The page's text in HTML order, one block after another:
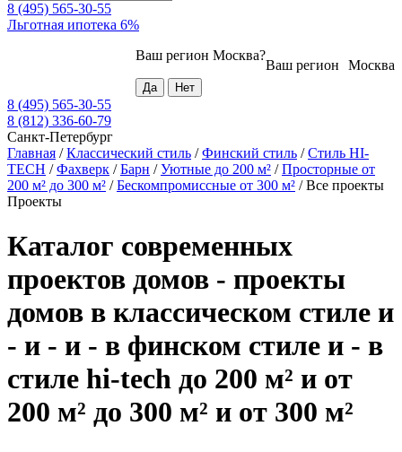
8 (495) 565-30-55
Льготная ипотека 6%
Москва
Ваш регион
Ваш регион Москва?
8 (495) 565-30-55
8 (812) 336-60-79
Санкт-Петербург
Главная /Классический стиль /Финский стиль /Стиль HI-
TECH /Фахверк /Барн /Уютные до 200 м² /Просторные от
200 м² до 300 м² /Бескомпромиссные от 300 м² /Все проекты
Проекты
Каталог современных
проектов домов - проекты
домов в классическом стиле и
- и - и - в финском стиле и - в
стиле hi-tech до 200 м² и от
200 м² до 300 м² и от 300 м²